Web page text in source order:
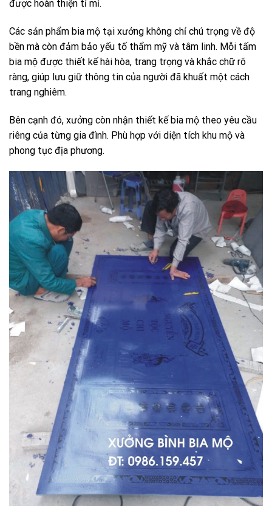
được hoàn thiện tỉ mỉ.
Các sản phẩm bia mộ tại xưởng không chỉ chú trọng về độ
bền mà còn đảm bảo yếu tố thẩm mỹ và tâm linh. Mỗi tấm
bia mộ được thiết kế hài hòa, trang trọng và khắc chữ rõ
ràng, giúp lưu giữ thông tin của người đã khuất một cách
trang nghiêm.
Bên cạnh đó, xưởng còn nhận thiết kế bia mộ theo yêu cầu
riêng của từng gia đình. Phù hợp với diện tích khu mộ và
phong tục địa phương.